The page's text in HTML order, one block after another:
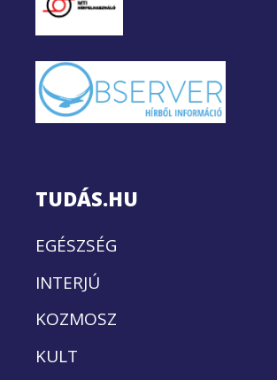
TUDÁS.HU
EGÉSZSÉG
INTERJÚ
KOZMOSZ
KULT